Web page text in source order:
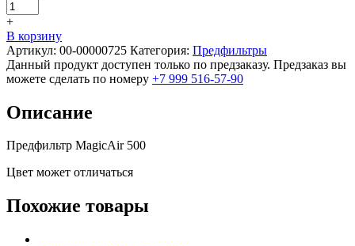
+
В корзину
Артикул: 00-00000725 Категория: Предфильтры
Данный продукт доступен только по предзаказу. Предзаказ вы
можете сделать по номеру +7 999 516-57-90
Описание
Предфильтр MagicAir 500
Цвет может отличаться
Похожие товары